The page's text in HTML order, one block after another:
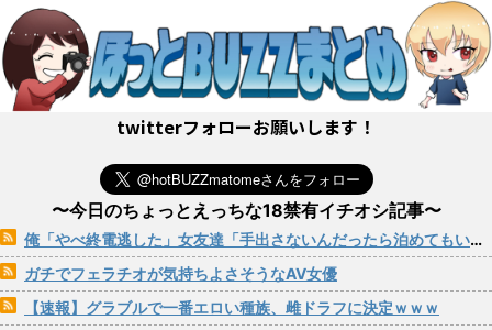
twitterフォローお願いします！
〜今日のちょっとえっちな18禁有イチオシ記事〜
俺「やべ終電逃した」女友達「手出さないんだったら泊めてもいいよ」→こうなるwww
ガチでフェラチオが気持ちよさそうなAV女優
【速報】グラブルで一番エロい種族、雌ドラフに決定ｗｗｗ